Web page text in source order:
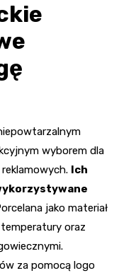
wyborem dla
Ich
jako materiał
oraz
za pomocą logo